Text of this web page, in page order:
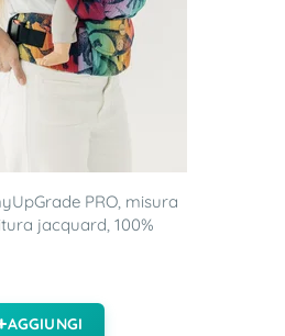
PRO, misura
jacquard, 100%
AGGIUNGI